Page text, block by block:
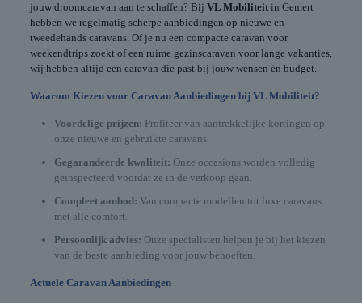
jouw droomcaravan aan te schaffen? Bij VL Mobiliteitin Gemert
hebben we regelmatig scherpe aanbiedingen op nieuwe en
tweedehands caravans. Of je nu een compacte caravan voor
weekendtrips zoekt of een ruime gezinscaravan voor lange vakanties,
wij hebben altijd een caravan die past bij jouw wensen én budget.
Waarom Kiezen voor Caravan Aanbiedingen bij VL Mobiliteit?
Voordelige prijzen: Profiteer van aantrekkelijke kortingen op
onze nieuwe en gebruikte caravans.
Gegarandeerde kwaliteit: Onze occasions worden volledig
geïnspecteerd voordat ze in de verkoop gaan.
Compleet aanbod: Van compacte modellen tot luxe caravans
met alle comfort.
Persoonlijk advies: Onze specialisten helpen je bij het kiezen
van de beste aanbieding voor jouw behoeften.
Actuele Caravan Aanbiedingen